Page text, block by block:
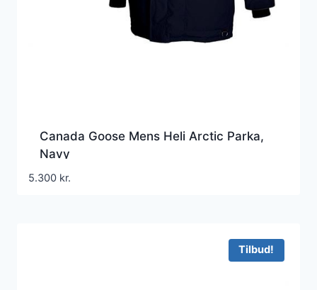
Canada Goose Mens Heli Arctic Parka,
Navy
5.300 kr.
Tilbud!